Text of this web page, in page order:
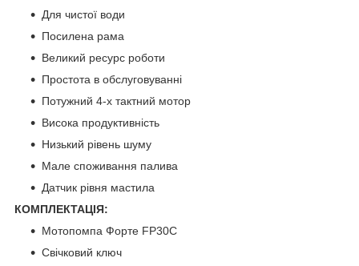
Для чистої води
Посилена рама
Великий ресурс роботи
Простота в обслуговуванні
Потужний 4-х тактний мотор
Висока продуктивність
Низький рівень шуму
Мале споживання палива
Датчик рівня мастила
КОМПЛЕКТАЦІЯ:
Мотопомпа Форте FP30C
Свічковий ключ